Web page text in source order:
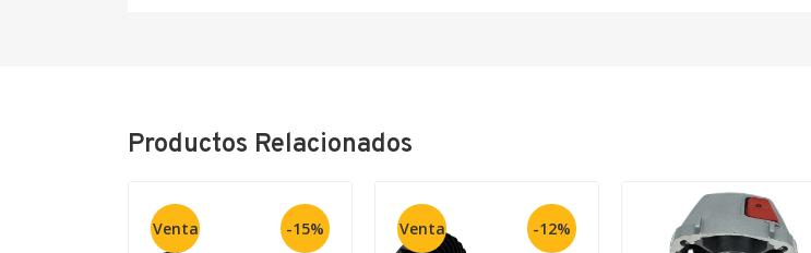
Productos Relacionados
Venta -15% Venta -12%